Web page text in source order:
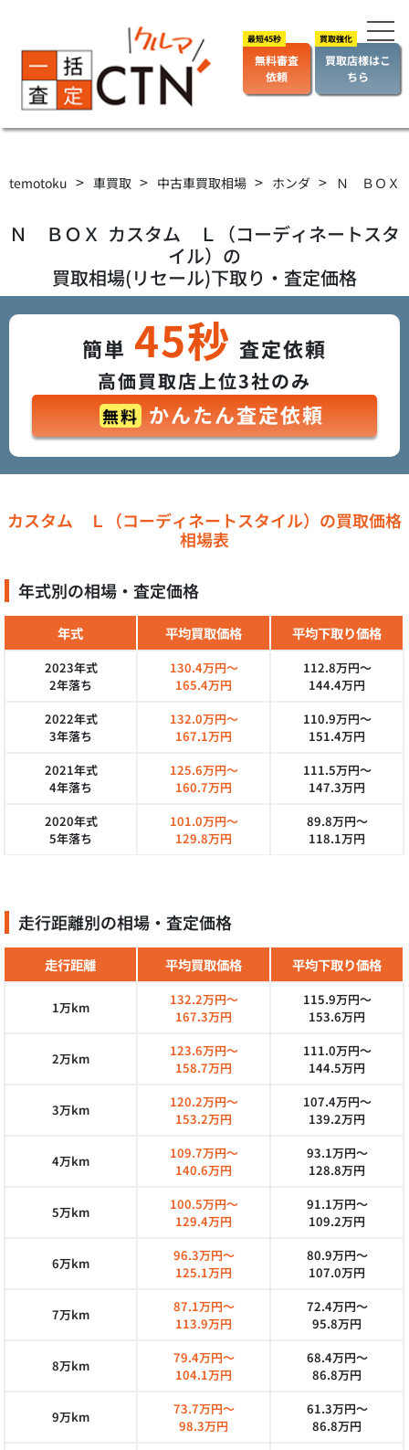
無料審査
依頼
買取店様はこ
ちら
temotoku > 車買取 > 中古車買取相場 > ホンダ > Ｎ ＢＯＸ
Ｎ ＢＯＸ カスタム Ｌ（コーディネートスタ
イル） の
買取相場(リセール)下取り・査定価格
簡単 45秒 査定依頼
高価買取店上位3社のみ
無料 かんたん査定依頼
カスタム Ｌ（コーディネートスタイル）の買取価格
相場表
年式別の相場・査定価格
年式 平均買取価格 平均下取り価格
2023年式
2年落ち
130.4万円～
165.4万円
112.8万円～
144.4万円
2022年式
3年落ち
132.0万円～
167.1万円
110.9万円～
151.4万円
2021年式
4年落ち
125.6万円～
160.7万円
111.5万円～
147.3万円
2020年式
5年落ち
101.0万円～
129.8万円
89.8万円～
118.1万円
走行距離別の相場・査定価格
走行距離 平均買取価格 平均下取り価格
1万km
132.2万円～
167.3万円
115.9万円～
153.6万円
2万km
123.6万円～
158.7万円
111.0万円～
144.5万円
3万km
120.2万円～
153.2万円
107.4万円～
139.2万円
4万km
109.7万円～
140.6万円
93.1万円～
128.8万円
5万km
100.5万円～
129.4万円
91.1万円～
109.2万円
6万km
96.3万円～
125.1万円
80.9万円～
107.0万円
7万km
87.1万円～
113.9万円
72.4万円～
95.8万円
8万km
79.4万円～
104.1万円
68.4万円～
86.8万円
9万km
73.7万円～
98.3万円
61.3万円～
86.8万円